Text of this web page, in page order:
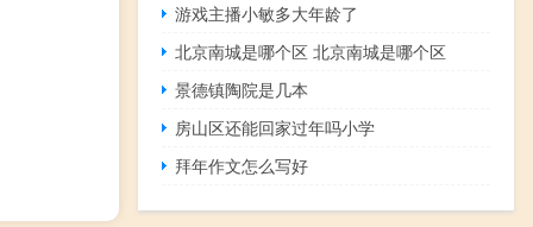
游戏主播小敏多大年龄了
北京南城是哪个区 北京南城是哪个区
景德镇陶院是几本
房山区还能回家过年吗小学
拜年作文怎么写好